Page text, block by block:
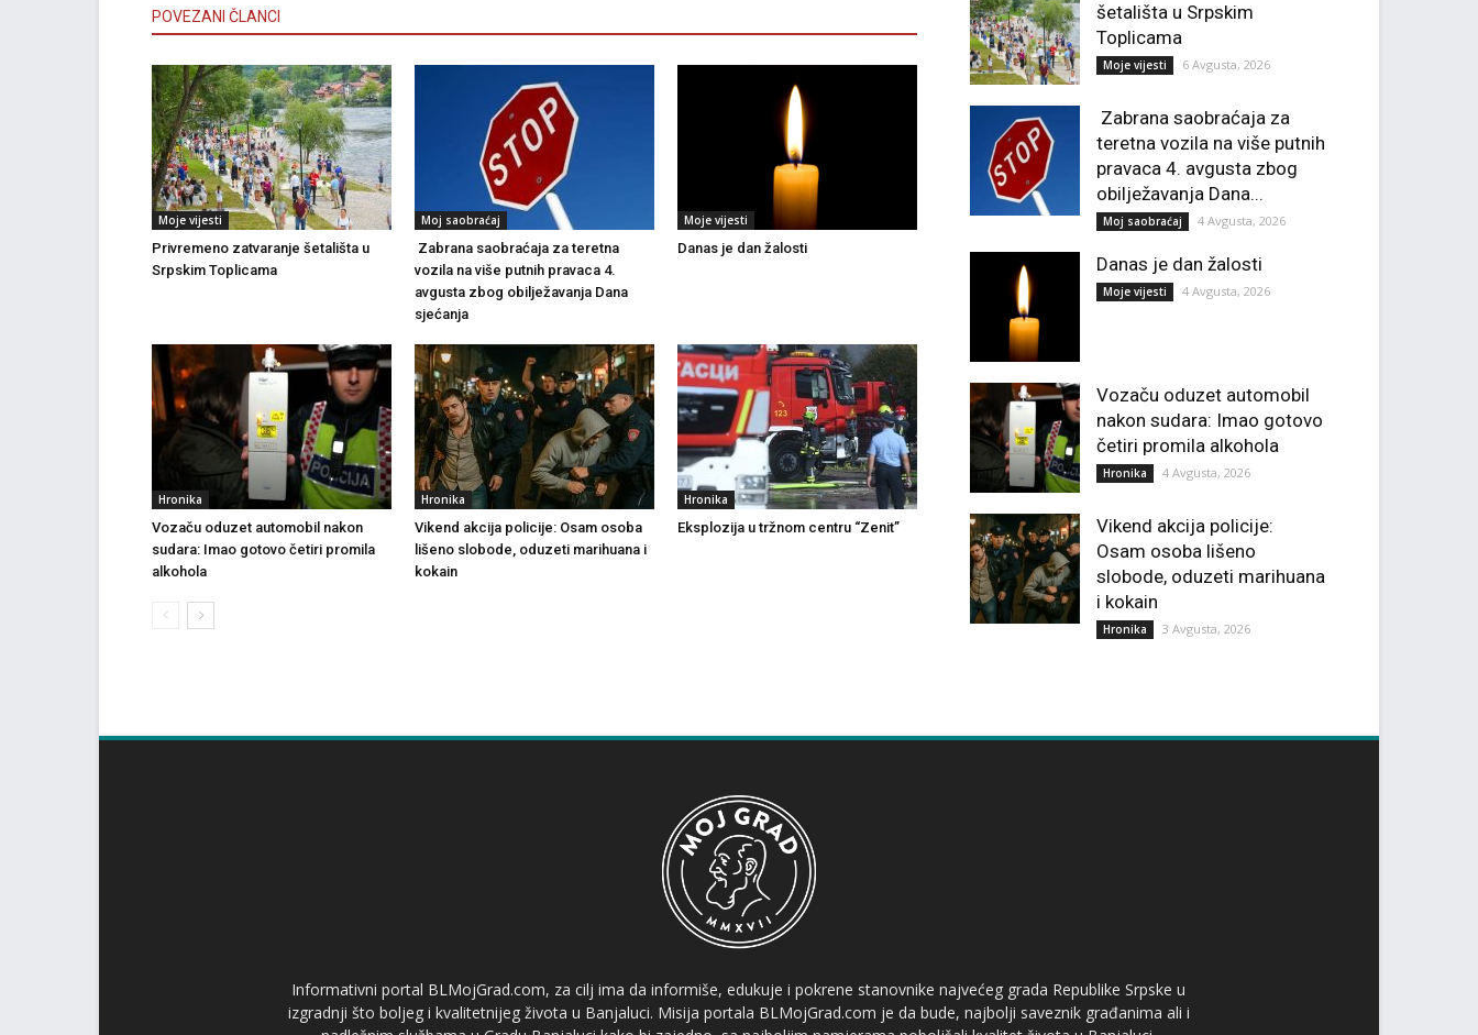
POVEZANI ČLANCI
Moje vijesti
Privremeno zatvaranje šetališta u
Srpskim Toplicama
Moj saobraćaj
Zabrana saobraćaja za teretna
vozila na više putnih pravaca 4.
avgusta zbog obilježavanja Dana
sjećanja
Moje vijesti
Danas je dan žalosti
Hronika
Vozaču oduzet automobil nakon
sudara: Imao gotovo četiri promila
alkohola
Hronika
Vikend akcija policije: Osam osoba
lišeno slobode, oduzeti marihuana i
kokain
Hronika
Eksplozija u tržnom centru “Zenit”
šetališta u Srpskim
Toplicama
Moje vijesti 6 Avgusta, 2026
Zabrana saobraćaja za
teretna vozila na više putnih
pravaca 4. avgusta zbog
obilježavanja Dana...
Moj saobraćaj 4 Avgusta, 2026
Danas je dan žalosti
Moje vijesti 4 Avgusta, 2026
Vozaču oduzet automobil
nakon sudara: Imao gotovo
četiri promila alkohola
Hronika 4 Avgusta, 2026
Vikend akcija policije:
Osam osoba lišeno
slobode, oduzeti marihuana
i kokain
Hronika 3 Avgusta, 2026
Informativni portal BLMojGrad.com, za cilj ima da informiše, edukuje i pokrene stanovnike najvećeg grada Republike Srpske u
izgradnji što boljeg i kvalitetnijeg života u Banjaluci. Misija portala BLMojGrad.com je da bude, najbolji saveznik građanima ali i